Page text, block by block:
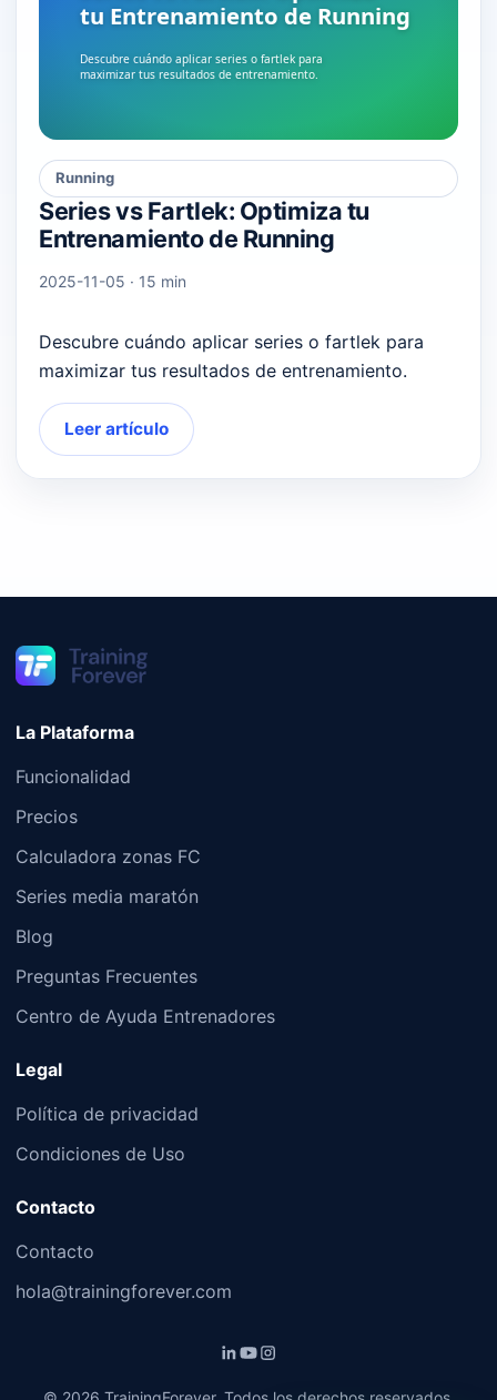
Running
Series vs Fartlek: Optimiza tu
Entrenamiento de Running
2025-11-05 · 15 min
Descubre cuándo aplicar series o fartlek para
maximizar tus resultados de entrenamiento.
Leer artículo
La Plataforma
Funcionalidad
Precios
Calculadora zonas FC
Series media maratón
Blog
Preguntas Frecuentes
Centro de Ayuda Entrenadores
Legal
Política de privacidad
Condiciones de Uso
Contacto
Contacto
hola@trainingforever.com